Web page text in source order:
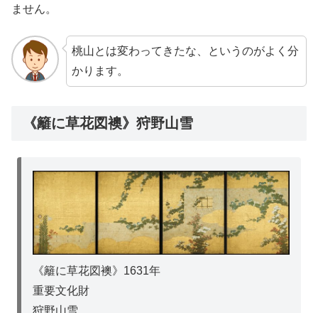
ません。
桃山とは変わってきたな、というのがよく分
かります。
《籬に草花図襖》狩野山雪
《籬に草花図襖》1631年
重要文化財
狩野山雪